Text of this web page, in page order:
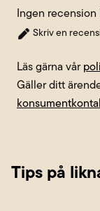
Ingen
Skriv en
Läs gärna vår
Gäller ditt
Tips på